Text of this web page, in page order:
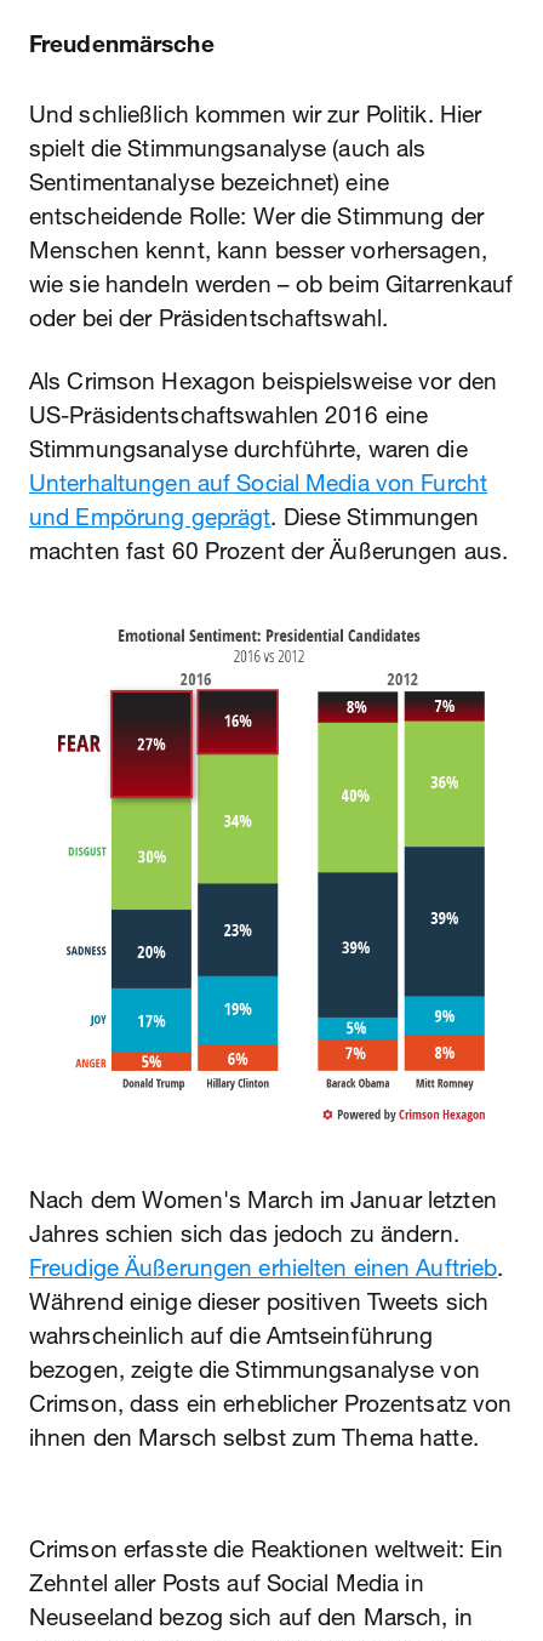
Freudenmärsche
Und schließlich kommen wir zur Politik. Hier
spielt die Stimmungsanalyse (auch als
Sentimentanalyse bezeichnet) eine
entscheidende Rolle: Wer die Stimmung der
Menschen kennt, kann besser vorhersagen,
wie sie handeln werden – ob beim Gitarrenkauf
oder bei der Präsidentschaftswahl.
Als Crimson Hexagon beispielsweise vor den
US-Präsidentschaftswahlen 2016 eine
Stimmungsanalyse durchführte, waren die
Unterhaltungen auf Social Media von Furcht
und Empörung geprägt. Diese Stimmungen
machten fast 60 Prozent der Äußerungen aus.
Nach dem Women's March im Januar letzten
Jahres schien sich das jedoch zu ändern.
Freudige Äußerungen erhielten einen Auftrieb.
Während einige dieser positiven Tweets sich
wahrscheinlich auf die Amtseinführung
bezogen, zeigte die Stimmungsanalyse von
Crimson, dass ein erheblicher Prozentsatz von
ihnen den Marsch selbst zum Thema hatte.
Crimson erfasste die Reaktionen weltweit: Ein
Zehntel aller Posts auf Social Media in
Neuseeland bezog sich auf den Marsch, in